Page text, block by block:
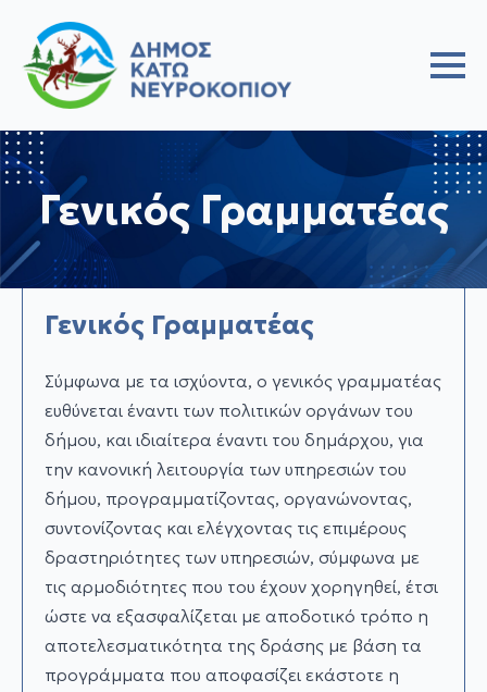
Γενικός Γραμματέας
Γενικός Γραμματέας
Σύμφωνα με τα ισχύοντα, ο γενικός γραμματέας
ευθύνεται έναντι των πολιτικών οργάνων του
δήμου, και ιδιαίτερα έναντι του δημάρχου, για
την κανονική λειτουργία των υπηρεσιών του
δήμου, προγραμματίζοντας, οργανώνοντας,
συντονίζοντας και ελέγχοντας τις επιμέρους
δραστηριότητες των υπηρεσιών, σύμφωνα με
τις αρμοδιότητες που του έχουν χορηγηθεί, έτσι
ώστε να εξασφαλίζεται με αποδοτικό τρόπο η
αποτελεσματικότητα της δράσης με βάση τα
προγράμματα που αποφασίζει εκάστοτε η